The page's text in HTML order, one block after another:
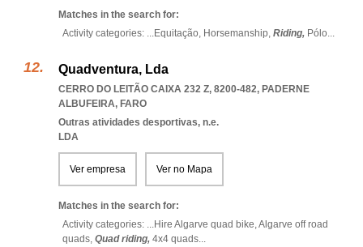
Matches in the search for:
Activity categories: ...Equitação, Horsemanship, Riding, Pólo...
Quadventura, Lda
CERRO DO LEITÃO CAIXA 232 Z, 8200-482, PADERNE
ALBUFEIRA, FARO
Outras atividades desportivas, n.e.
LDA
Ver empresa Ver no Mapa
Matches in the search for:
Activity categories: ...Hire Algarve quad bike,Algarve off road
quads, Quad riding, 4x4 quads...